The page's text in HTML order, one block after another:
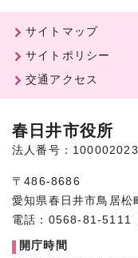
サイトマップ
サイトポリシー
交通アクセス
春日井市役所
法人番号：
〒486-8686
愛知県春日井市鳥居松
電話：0568-81-5111
開庁時間